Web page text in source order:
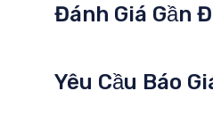
Đánh Giá Gần
Yêu Cầu Báo